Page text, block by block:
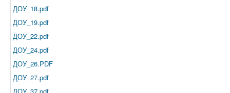
ДОУ_18.pdf
ДОУ_19.pdf
ДОУ_22.pdf
ДОУ_24.pdf
ДОУ_26.PDF
ДОУ_27.pdf